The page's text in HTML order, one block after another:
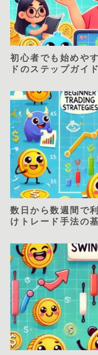
初心者でも始めや
ドのステップガイド
数日から数週間で
けトレード手法の